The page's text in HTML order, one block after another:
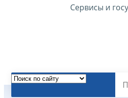
Сервисы и